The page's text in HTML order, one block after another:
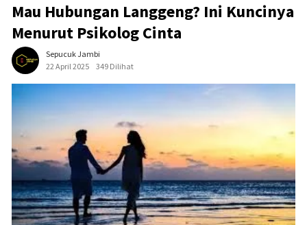
Mau Hubungan Langgeng? Ini Kuncinya
Menurut Psikolog Cinta
Sepucuk Jambi
22 April 2025
349 Dilihat